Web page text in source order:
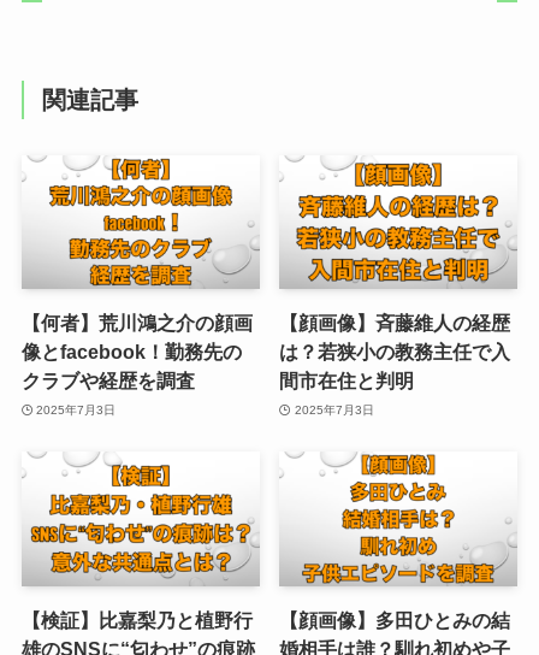
関連記事
【何者】荒川鴻之介の顔画
像とfacebook！勤務先の
クラブや経歴を調査
2025年7月3日
【顔画像】斉藤維人の経歴
は？若狭小の教務主任で入
間市在住と判明
2025年7月3日
【検証】比嘉梨乃と植野行
雄のSNSに“匂わせ”の痕跡
【顔画像】多田ひとみの結
婚相手は誰？馴れ初めや子